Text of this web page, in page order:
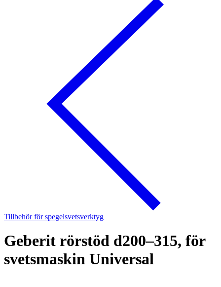
Tillbehör för spegelsvetsverktyg
Geberit rörstöd d200–315, för
svetsmaskin Universal